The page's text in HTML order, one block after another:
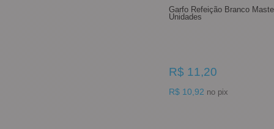
Garfo Refeição Branco
Unidades
R$ 11,20
R$ 10,92 no pix